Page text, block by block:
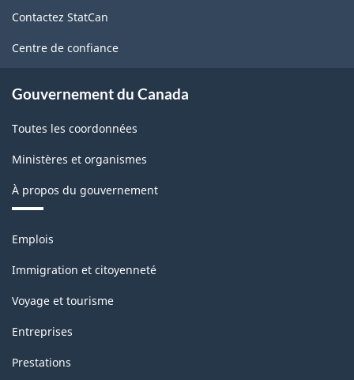
1.0
de
ce
site
Contactez StatCan
Centre de confiance
Gouvernement du Canada
Toutes les coordonnées
Ministères et organismes
À propos du gouvernement
Thèmes
sujets
Emplois
Immigration et citoyenneté
Voyage et tourisme
Entreprises
Prestations